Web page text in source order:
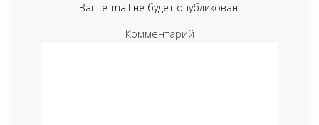
Ваш e-mail не будет опубликован.
Комментарий